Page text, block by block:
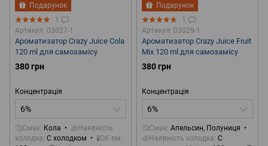
Подарунок
1
Артикул: 03027-1
Ароматизатор Crazy Juice Cola
120 ml для самозамісу
380 грн
Концентрація
6%
🤔Смак Кола
🧊Наявність
холодка С холодком
🧪Об`єм
Подарунок
1
Артикул: 03029-1
Ароматизатор Crazy Juice Fruit
Mix 120 ml для самозамісу
380 грн
Концентрація
6%
🤔Смак Апельсин, Полуниця
🧊Наявність холодка С